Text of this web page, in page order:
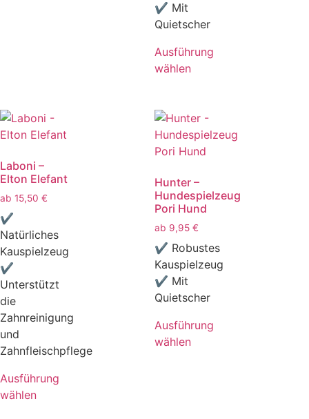
✔ Mit
Quietscher
Ausführung
wählen
Laboni –
Elton Elefant
ab 15,50 €
✔
Natürliches
Kauspielzeug
✔
Unterstützt
die
Zahnreinigung
und
Zahnfleischpflege
Ausführung
wählen
Hunter –
Hundespielzeug
Pori Hund
ab 9,95 €
✔ Robustes
Kauspielzeug
✔ Mit
Quietscher
Ausführung
wählen